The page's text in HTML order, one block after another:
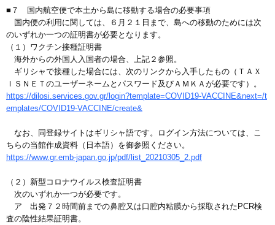
■７ 国内航空便で本土から島に移動する場合の必要事項
国内便の利用に関しては、６月２１日まで、島への移動のためには次
のいずれか一つの証明書が必要となります。
（１）ワクチン接種証明書
海外からの外国人入国者の場合、上記２参照。
ギリシャで接種した場合には、次のリンクから入手したもの（ＴＡＸ
ＩＳＮＥＴのユーザーネームとパスワード及びＡＭＫＡが必要です）。
https://dilosi.services.gov.gr/login?template=COVID19-VACCINE&next=/t
emplates/COVID19-VACCINE/create&
なお、同登録サイトはギリシャ語です。ログイン方法については、こ
ちらの当館作成資料（日本語）を御参照ください。
https://www.gr.emb-japan.go.jp/pdf/list_20210305_2.pdf
（２）新型コロナウイルス検査証明書
次のいずれか一つが必要です。
ア 出発７２時間前までの鼻腔又は口腔内粘膜から採取されたPCR検
査の陰性結果証明書。